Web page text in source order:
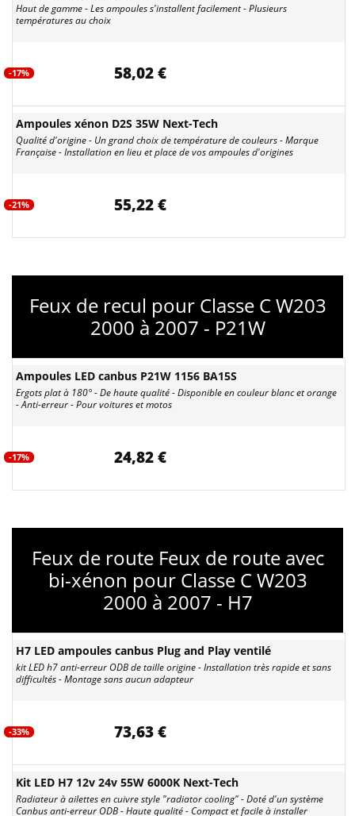
Haut de gamme - Les ampoules s'installent facilement - Plusieurs
températures au choix
-17% 58,02 €
Ampoules xénon D2S 35W Next-Tech
Qualité d'origine - Un grand choix de température de couleurs - Marque
Française - Installation en lieu et place de vos ampoules d'origines
-21% 55,22 €
Feux de recul pour Classe C W203
2000 à 2007 - P21W
Ampoules LED canbus P21W 1156 BA15S
Ergots plat à 180° - De haute qualité - Disponible en couleur blanc et orange
- Anti-erreur - Pour voitures et motos
-17% 24,82 €
Feux de route Feux de route avec
bi-xénon pour Classe C W203
2000 à 2007 - H7
H7 LED ampoules canbus Plug and Play ventilé
kit LED h7 anti-erreur ODB de taille origine - Installation très rapide et sans
difficultés - Montage sans aucun adapteur
-33% 73,63 €
Kit LED H7 12v 24v 55W 6000K Next-Tech
Radiateur à ailettes en cuivre style "radiator cooling" - Doté d'un système
Canbus anti-erreur ODB - Haute qualité - Compact et facile à installer